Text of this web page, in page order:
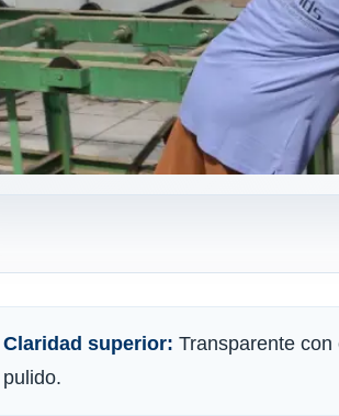
Claridad superior: Transparente
pulido.
de plexiglás acrílico transparente son
personalizados.